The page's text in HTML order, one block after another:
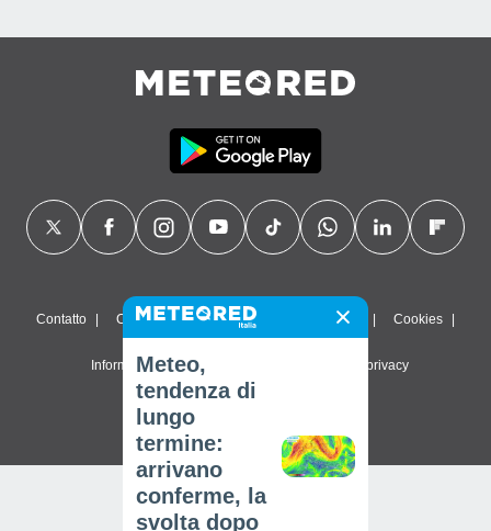
Contatto Chi siamo FAQ Termini di utilizzo Cookies
Informativa sulla privacy Impostazioni sulla privacy
© 2026 Meteored. Tutti i diritti riservati
Meteo,
tendenza di
lungo
termine:
arrivano
conferme, la
svolta dopo